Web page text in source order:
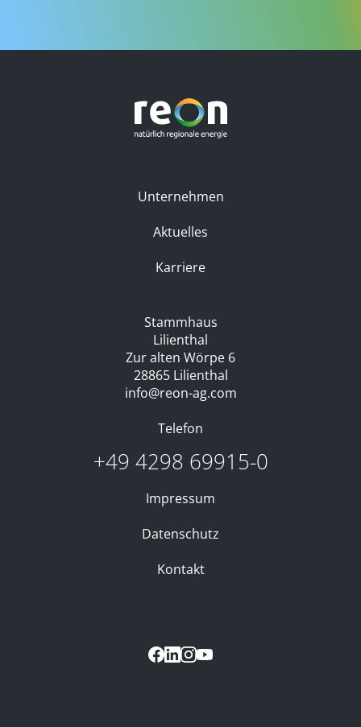
Unternehmen
Aktuelles
Karriere
Stammhaus
Lilienthal
Zur alten Wörpe 6
28865 Lilienthal
info@reon-ag.com
Telefon
+49 4298 69915-0
Impressum
Datenschutz
Kontakt